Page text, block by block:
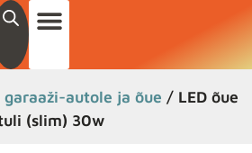
garaaži-autole ja õue / LED õue
(slim) 30w